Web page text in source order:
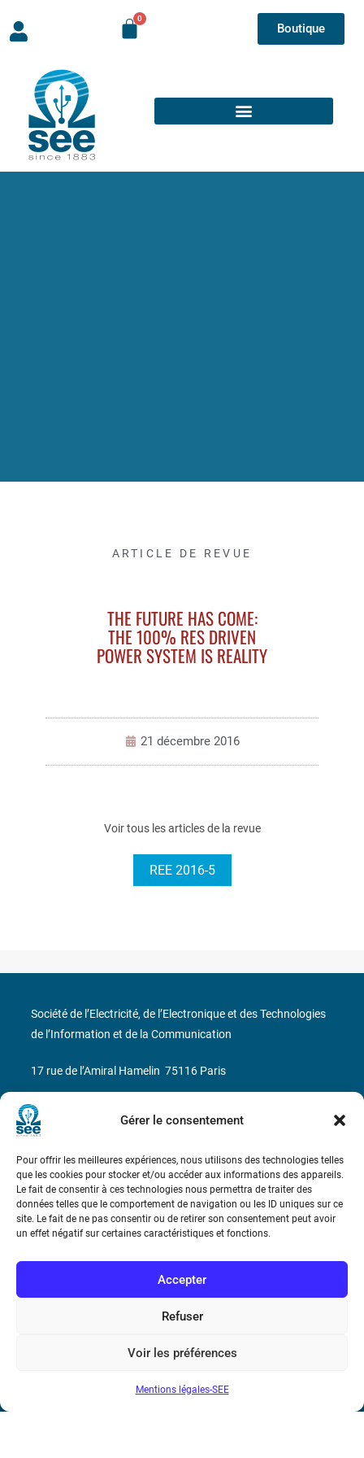
Gérer le consentement
Pour offrir les meilleures expériences, nous utilisons des technologies telles
que les cookies pour stocker et/ou accéder aux informations des appareils.
Le fait de consentir à ces technologies nous permettra de traiter des
données telles que le comportement de navigation ou les ID uniques sur ce
site. Le fait de ne pas consentir ou de retirer son consentement peut avoir
un effet négatif sur certaines caractéristiques et fonctions.
Accepter
Refuser
Voir les préférences
Mentions légales-SEE
Boutique
ARTICLE DE REVUE
THE FUTURE HAS COME:
THE 100% RES DRIVEN
POWER SYSTEM IS REALITY
21 décembre 2016
Voir tous les articles de la revue
REE 2016-5
Bicentenaire des découvertes d’André-
Conditions Générales de Vente
Mentions légales
Société de l’Electricité, de l’Electronique et des Technologies
de l’Information et de la Communication
17 rue de l’Amiral Hamelin 75116 Paris
Métro : « Boissière » Ligne 6 et « Iéna » Ligne 9
N° de SIREN : 785 393 232, Code APE : 9412Z TVA intra-
communautaire : FR44 785 393 232